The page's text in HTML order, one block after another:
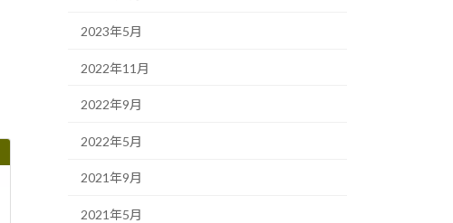
2023年5月
2022年11月
2022年9月
2022年5月
2021年9月
2021年5月